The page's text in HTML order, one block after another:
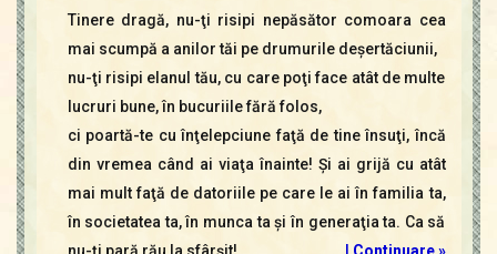
Tinere dragă, nu-ţi risipi nepăsător comoara cea
mai scumpă a anilor tăi pe drumurile deşertăciunii,
nu-ţi risipi elanul tău, cu care poţi face atât de multe
lucruri bune, în bucuriile fără folos,
ci poartă-te cu înţelepciune faţă de tine însuţi, încă
din vremea când ai viaţa înainte! Şi ai grijă cu atât
mai mult faţă de datoriile pe care le ai în familia ta,
în societatea ta, în munca ta şi în generaţia ta. Ca să
nu-ţi pară rău la sfârşit!
| Continuare »